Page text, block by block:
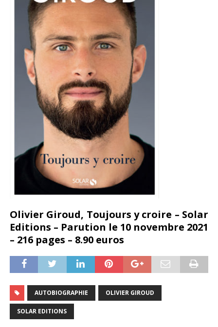
Olivier Giroud, Toujours y croire – Solar
Editions – Parution le 10 novembre 2021
– 216 pages – 8.90 euros
AUTOBIOGRAPHIE OLIVIER GIROUD
SOLAR EDITIONS